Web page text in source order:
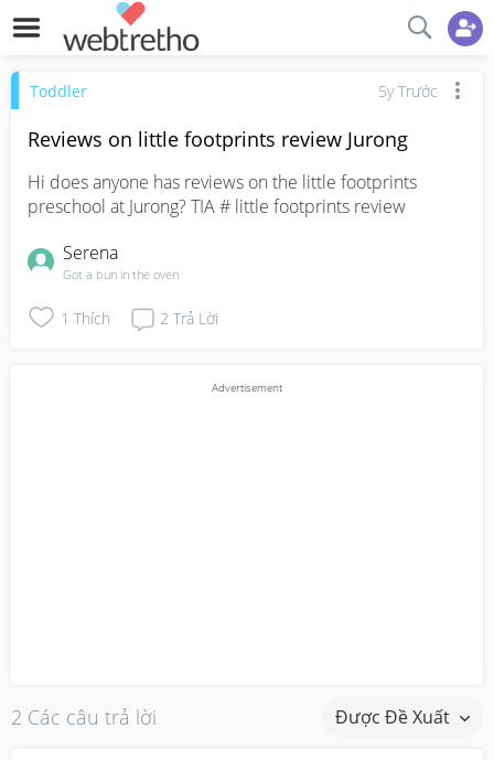
Toddler 5y Trước
Reviews on little footprints review Jurong
Hi does anyone has reviews on the little footprints
preschool at Jurong? TIA # little footprints review
Serena
Got a bun in the oven
1 Thích 2 Trả Lời
2 Các câu trả lời Được Đề Xuất